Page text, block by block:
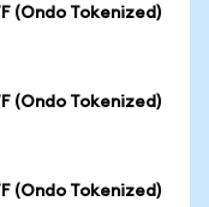
(Ondo Tokenized)
(Ondo Tokenized)
(Ondo Tokenized)